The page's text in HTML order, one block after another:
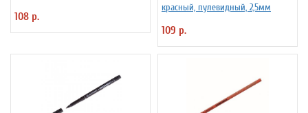
108 р.
красный, пулевидный, 2,5мм
109 р.